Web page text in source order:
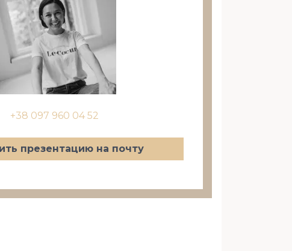
+38 097 960 04 52
презентацию на почту